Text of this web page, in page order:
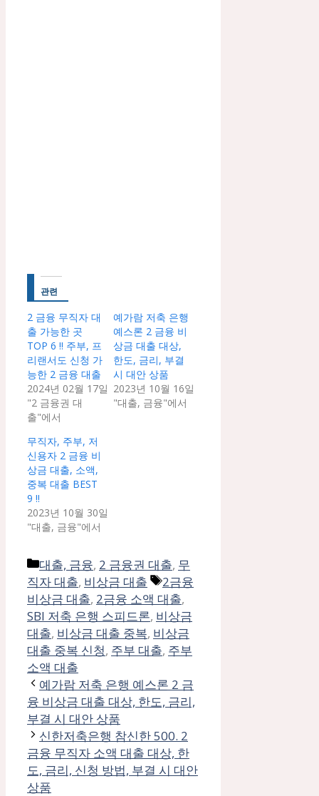
관련
2 금융 무직자 대
출 가능한 곳
TOP 6 !! 주부, 프
리랜서도 신청 가
능한 2 금융 대출
2024년 02월 17일
"2 금융권 대
출"에서
예가람 저축 은행
예스론 2 금융 비
상금 대출 대상,
한도, 금리, 부결
시 대안 상품
2023년 10월 16일
"대출, 금융"에서
무직자, 주부, 저
신용자 2 금융 비
상금 대출, 소액,
중복 대출 BEST
9 !!
2023년 10월 30일
"대출, 금융"에서
카
테
고
리
대출, 금융, 2 금융권 대출, 무
직자 대출, 비상금 대출
태
그
2금융
비상금 대출, 2금융 소액 대출,
SBI 저축 은행 스피드론, 비상금
대출, 비상금 대출 중복, 비상금
대출 중복 신청, 주부 대출, 주부
소액 대출
예가람 저축 은행 예스론 2 금
융 비상금 대출 대상, 한도, 금리,
부결 시 대안 상품
신한저축은행 참신한 500. 2
금융 무직자 소액 대출 대상, 한
도, 금리, 신청 방법, 부결 시 대안
상품